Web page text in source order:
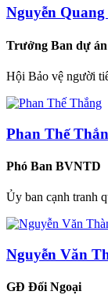
Nguyễn
Trưởng Ban dự án
Hội Bảo vệ người
Phan Thế
Phó Ban BVNTD
Ủy ban cạnh tranh
Nguyễn Văn
GĐ Đối Ngoại